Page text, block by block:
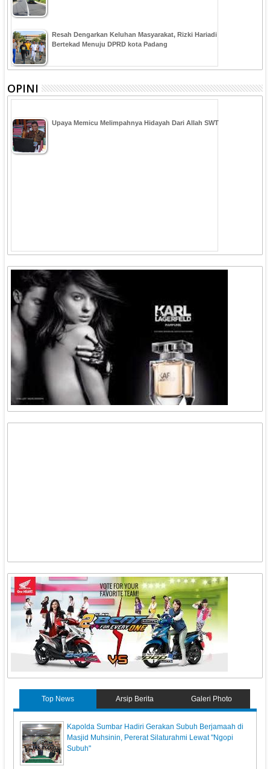
Resah Dengarkan Keluhan Masyarakat, Rizki Hariadi
Bertekad Menuju DPRD kota Padang
OPINI
Upaya Memicu Melimpahnya Hidayah Dari Allah SWT
Top News Arsip Berita Galeri Photo
Kapolda Sumbar Hadiri Gerakan Subuh Berjamaah di
Masjid Muhsinin, Pererat Silaturahmi Lewat "Ngopi
Subuh"